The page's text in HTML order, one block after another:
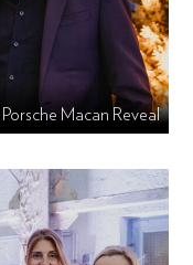
Porsche Macan Reveal